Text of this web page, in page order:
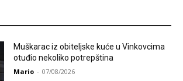
Muškarac iz obiteljske kuće u Vinkovcima
otuđio nekoliko potrepština
Mario - 07/08/2026